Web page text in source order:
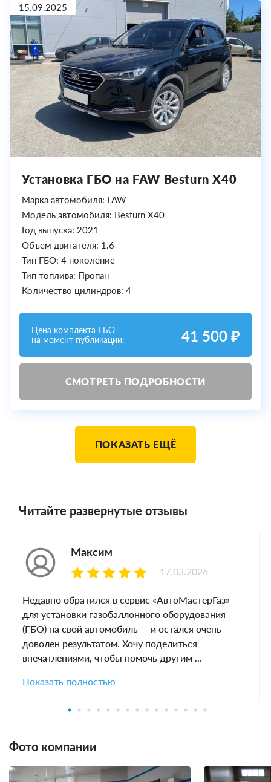
15.09.2025
Установка ГБО на FAW Besturn X40
Марка автомобиля: FAW
Модель автомобиля: Besturn X40
Год выпуска: 2021
Объем двигателя: 1.6
Тип ГБО: 4 поколение
Тип топлива: Пропан
Количество цилиндров: 4
Цена комплекта ГБО
на момент публикации:
41 500 ₽
СМОТРЕТЬ ПОДРОБНОСТИ
ПОКАЗАТЬ ЕЩЁ
Читайте развернутые отзывы
Максим
Недавно обратился в сервис «АвтоМастерГаз»
для установки газобаллонного оборудования
(ГБО) на свой автомобиль — и остался очень
доволен результатом. Хочу поделиться
впечатлениями, чтобы помочь другим ...
Показать полностью
17.03.2026
Фото компании